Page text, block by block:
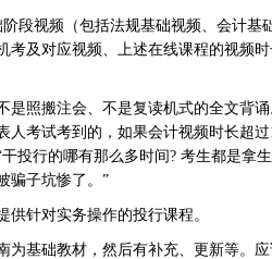
段视频（包括法规基础视频、会计基
及对应视频、上述在线课程的视频
照搬注会、不是复读机式的全文背
考试考到的，如果会计视频时长超
投行的哪有那么多时间? 考生都是拿
骗子坑惨了。”
针对实务操作的投行课程。
基础教材，然后有补充、更新等。